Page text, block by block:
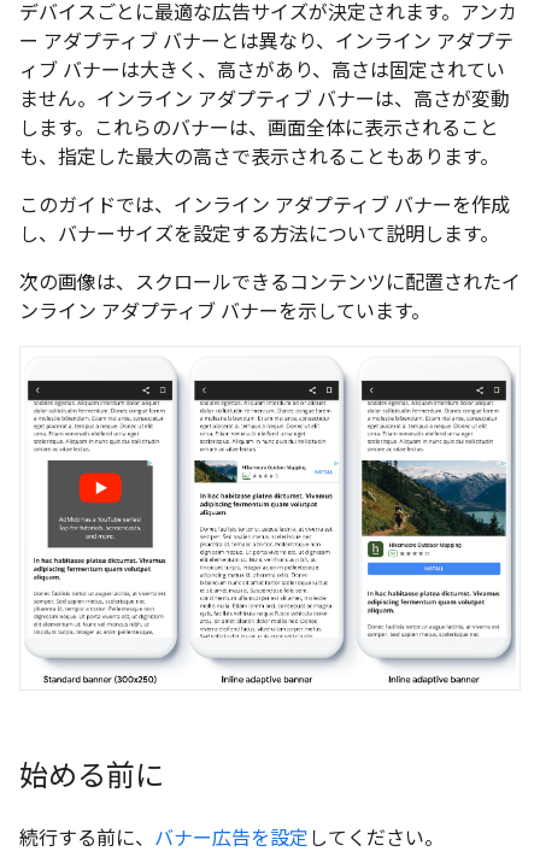
デバイスごとに最適な広告サイズが決定されます。アンカ
ー アダプティブ バナーとは異なり、インライン アダプテ
ィブ バナーは大きく、高さがあり、高さは固定されてい
ません。インライン アダプティブ バナーは、高さが変動
します。これらのバナーは、画面全体に表示されること
も、指定した最大の高さで表示されることもあります。
このガイドでは、インライン アダプティブ バナーを作成
し、バナーサイズを設定する方法について説明します。
次の画像は、スクロールできるコンテンツに配置されたイ
ンライン アダプティブ バナーを示しています。
始める前に
続行する前に、 バナー広告を設定 してください。